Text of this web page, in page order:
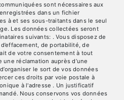
sont nécessaires aux
dans un fichier
à et ses sous-traitants dans le seul
Les données collectées seront
suivants: . Vous disposez de
de portabilité, de
de votre consentement à tout
réclamation auprès d’une
le sort de vos données
ces droits par voie postale à
à l'adresse . Un justificatif
Nous conservons vos données